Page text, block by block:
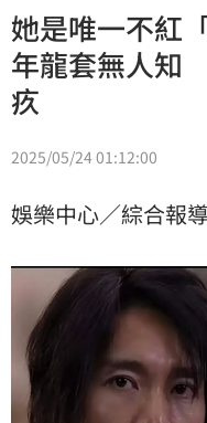
她是唯一不紅
年龍套無人知
疚
2025/05/24 01:12:00
娛樂中心／綜合報導